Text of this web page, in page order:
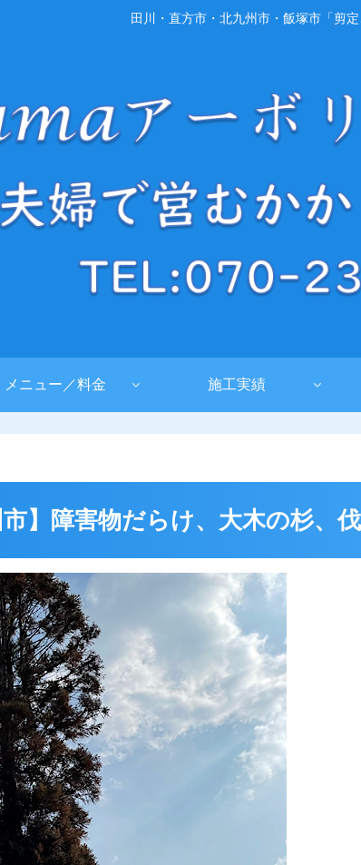
田川・直方市・北九州市・飯塚市「剪
メニュー／料金 施工実績
市】障害物だらけ、大木の杉、伐